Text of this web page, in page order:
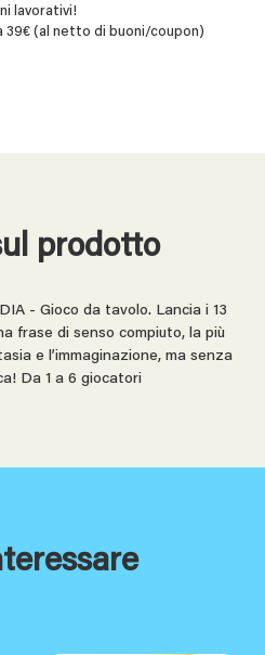
lavorativi!
39€ (al netto di buoni/coupon)
prodotto
- Gioco da tavolo. Lancia i 13
frase di senso compiuto, la più
e l’immaginazione, ma senza
Da 1 a 6 giocatori